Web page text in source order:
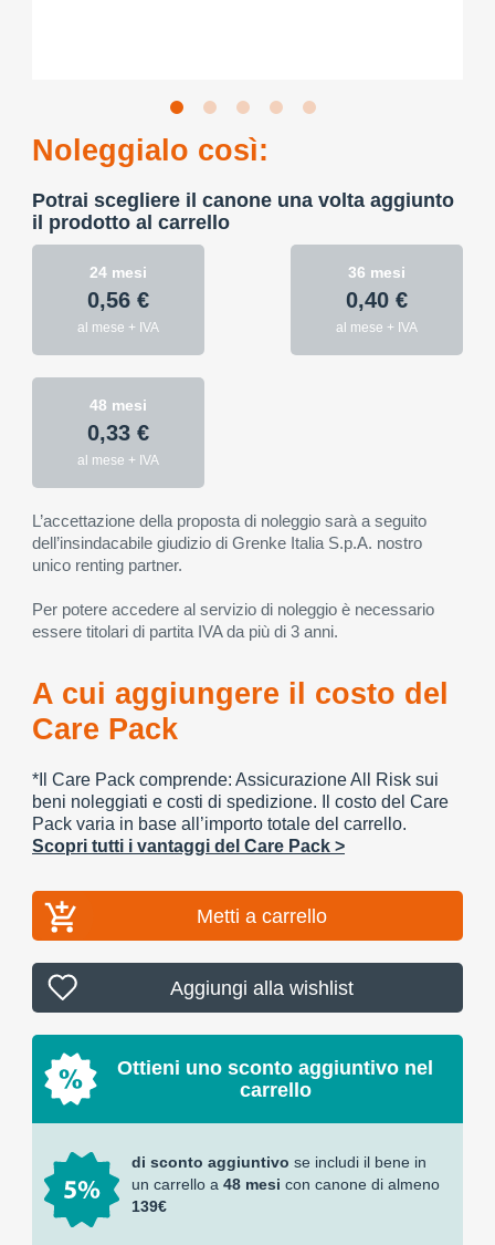
Noleggialo così:
Potrai scegliere il canone una volta aggiunto
il prodotto al carrello
24 mesi
0,56 €
al mese + IVA
36 mesi
0,40 €
al mese + IVA
48 mesi
0,33 €
al mese + IVA
L’accettazione della proposta di noleggio sarà a seguito
dell’insindacabile giudizio di Grenke Italia S.p.A. nostro
unico renting partner.
Per potere accedere al servizio di noleggio è necessario
essere titolari di partita IVA da più di 3 anni.
A cui aggiungere il costo del
Care Pack
*Il Care Pack comprende: Assicurazione All Risk sui
beni noleggiati e costi di spedizione. Il costo del Care
Pack varia in base all’importo totale del carrello.
Scopri tutti i vantaggi del Care Pack >
Metti a carrello
Aggiungi alla wishlist
Ottieni uno sconto aggiuntivo nel
carrello
di sconto aggiuntivo se includi il bene in
un carrello a 48 mesi con canone di almeno
139€